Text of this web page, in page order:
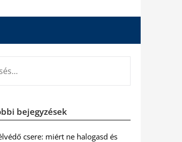
bejegyzések
csere: miért ne halogasd és